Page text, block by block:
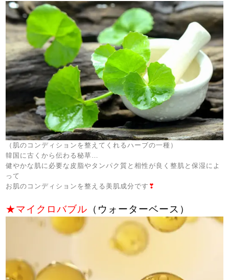
（肌のコンディションを整えてくれるハーブの一種）
韓国に古くから伝わる秘草…
健やかな肌に必要な皮脂やタンパク質と相性が良く整肌と保湿によ
って
お肌のコンディションを整える美肌成分です ❣
★マイクロバブル （ウォーターベース）